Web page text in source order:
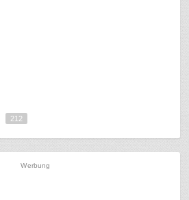
212
Werbung